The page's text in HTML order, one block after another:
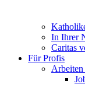
In Ihrer
Caritas
Für Profis
Arbeiten